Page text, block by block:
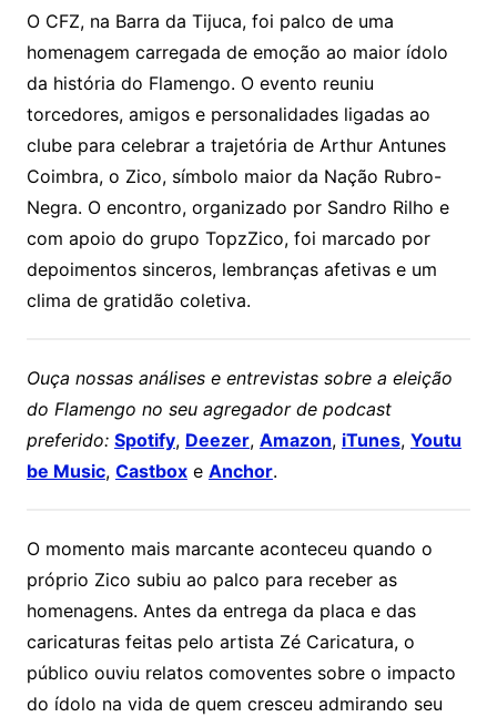
O CFZ, na Barra da Tijuca, foi palco de uma
homenagem carregada de emoção ao maior ídolo
da história do Flamengo. O evento reuniu
torcedores, amigos e personalidades ligadas ao
clube para celebrar a trajetória de Arthur Antunes
Coimbra, o Zico, símbolo maior da Nação Rubro-
Negra. O encontro, organizado por Sandro Rilho e
com apoio do grupo TopzZico, foi marcado por
depoimentos sinceros, lembranças afetivas e um
clima de gratidão coletiva.
Ouça nossas análises e entrevistas sobre a eleição
do Flamengo no seu agregador de podcast
preferido: Spotify, Deezer, Amazon, iTunes, Youtu
be Music, Castboxe Anchor.
O momento mais marcante aconteceu quando o
próprio Zico subiu ao palco para receber as
homenagens. Antes da entrega da placa e das
caricaturas feitas pelo artista Zé Caricatura, o
público ouviu relatos comoventes sobre o impacto
do ídolo na vida de quem cresceu admirando seu